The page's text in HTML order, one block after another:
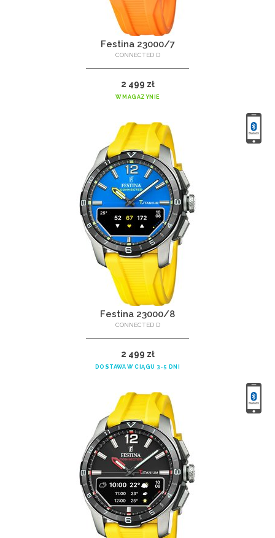
Festina 23000/7
CONNECTED D
2 499 zł
W MAGAZYNIE
Festina 23000/8
CONNECTED D
2 499 zł
DOSTAWA W CIĄGU 3-5 DNI